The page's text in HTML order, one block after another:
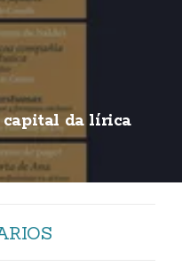
capital da lírica